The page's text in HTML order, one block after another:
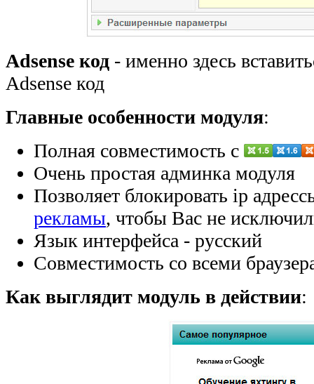
Adsense код - именно здесь
Adsense код
Главные особенности модуля:
Полная совместимость с
Очень простая админка модуля
Позволяет блокировать ip
рекламы, чтобы Вас не
Язык интерфейса - русский
Совместимость со всеми
Как выглядит модуль в действии: